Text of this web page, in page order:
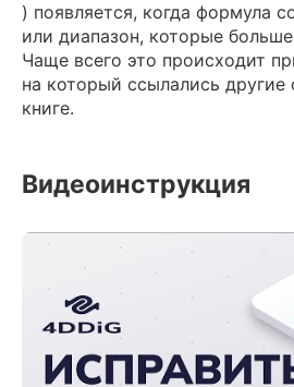
) появляется, когда формула
или диапазон, которые
Чаще всего это происходит
на который ссылались
книге.
Видеоинструкция